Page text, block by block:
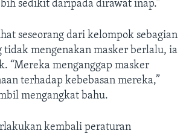
sedikit daripada dirawat inap.”
seseorang dari kelompok sebagian
tidak mengenakan masker berlalu, ia
“Mereka menganggap masker
terhadap kebebasan mereka,”
mengangkat bahu.
kembali peraturan